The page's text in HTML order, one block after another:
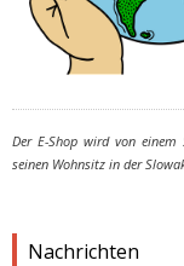
Nachrichten
Der E-Shop wird von einem
seinen Wohnsitz in der